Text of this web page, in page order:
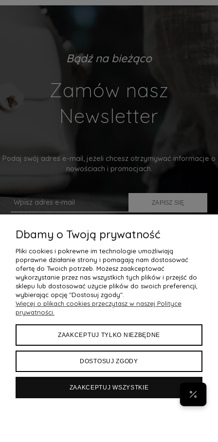
Bądź na bieżąco
Zamów nasz
Newsletter
Podaj swój adres e-mail, jeżeli chcesz otrzymywać informacje o
nowościach i promocjach.
ZAPISZ SIĘ
POMOC
MOJE KONTO
PŁATNOŚCI I DOSTAWA
Dbamy o Twoją prywatność
Pliki cookies i pokrewne im technologie umożliwiają
poprawne działanie strony i pomagają nam dostosować
ofertę do Twoich potrzeb. Możesz zaakceptować
wykorzystanie przez nas wszystkich tych plików i przejść do
sklepu lub dostosować użycie plików do swoich preferencji,
wybierając opcję "Dostosuj zgody".
Więcej o plikach cookies przeczytasz w naszej Polityce
prywatności.
ZAAKCEPTUJ TYLKO NIEZBĘDNE
DOSTOSUJ ZGODY
ZAAKCEPTUJ WSZYSTKIE